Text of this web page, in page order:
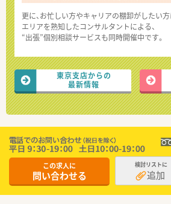
更に、お忙しい方やキャリアの棚卸がしたい
エリアを熟知したコンサルタントによる、
“出張”個別相談サービスも同時開催中です。
東京支店からの
最新情報
この求人に
問い合わせる
検討リストに
追加